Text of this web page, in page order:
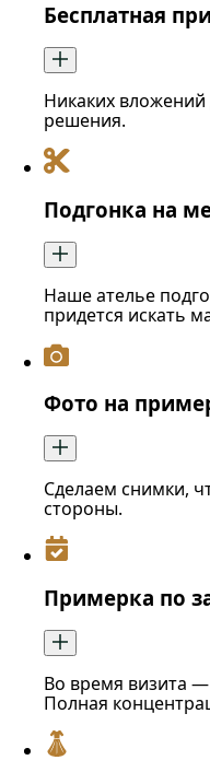
Бесплатная
Никаких
решения.
Подгонка на
Наше ателье
придется искать
Фото на
Сделаем снимки,
стороны.
Примерка по
Во время визита
Полная